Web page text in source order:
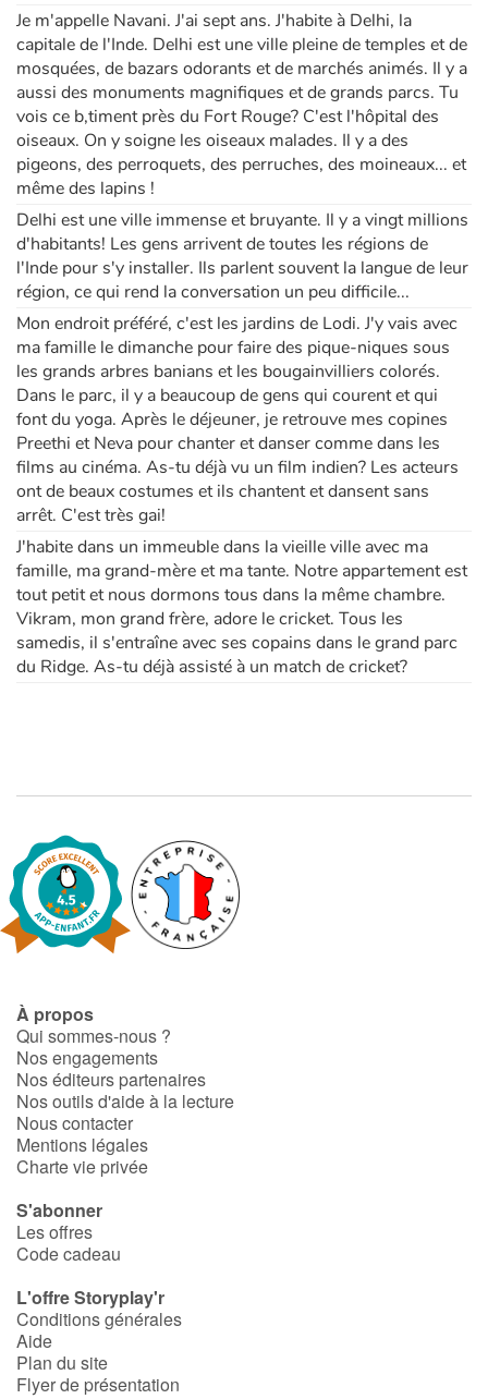
Apprendre les langues
Dyslexie, troubles de la lecture
Nos listes de lecture
Les plus lus
Coups de coeur
Je m'appelle Navani. J'ai sept ans. J'habite à Delhi, la
capitale de l'Inde. Delhi est une ville pleine de temples et de
mosquées, de bazars odorants et de marchés animés. Il y a
aussi des monuments magnifiques et de grands parcs. Tu
vois ce b‚timent près du Fort Rouge? C'est l'hôpital des
oiseaux. On y soigne les oiseaux malades. Il y a des
pigeons, des perroquets, des perruches, des moineaux... et
même des lapins !
Delhi est une ville immense et bruyante. Il y a vingt millions
d'habitants! Les gens arrivent de toutes les régions de
l'Inde pour s'y installer. Ils parlent souvent la langue de leur
région, ce qui rend la conversation un peu difficile...
Mon endroit préféré, c'est les jardins de Lodi. J'y vais avec
ma famille le dimanche pour faire des pique-niques sous
les grands arbres banians et les bougainvilliers colorés.
Dans le parc, il y a beaucoup de gens qui courent et qui
font du yoga. Après le déjeuner, je retrouve mes copines
Preethi et Neva pour chanter et danser comme dans les
films au cinéma. As-tu déjà vu un film indien? Les acteurs
ont de beaux costumes et ils chantent et dansent sans
arrêt. C'est très gai!
J'habite dans un immeuble dans la vieille ville avec ma
famille, ma grand-mère et ma tante. Notre appartement est
tout petit et nous dormons tous dans la même chambre.
Vikram, mon grand frère, adore le cricket. Tous les
samedis, il s'entraîne avec ses copains dans le grand parc
du Ridge. As-tu déjà assisté à un match de cricket?
À propos
Qui sommes-nous ?
Nos engagements
Nos éditeurs partenaires
Nos outils d'aide à la lecture
Nous contacter
Mentions légales
Charte vie privée
S'abonner
Les offres
Code cadeau
L'offre Storyplay'r
Conditions générales
Aide
Plan du site
Flyer de présentation